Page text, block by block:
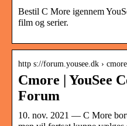
Bestil C More igennem
film og serier.
http s://forum.yousee.dk ›
Cmore | YouSee
Forum
10. nov. 2021 — C More